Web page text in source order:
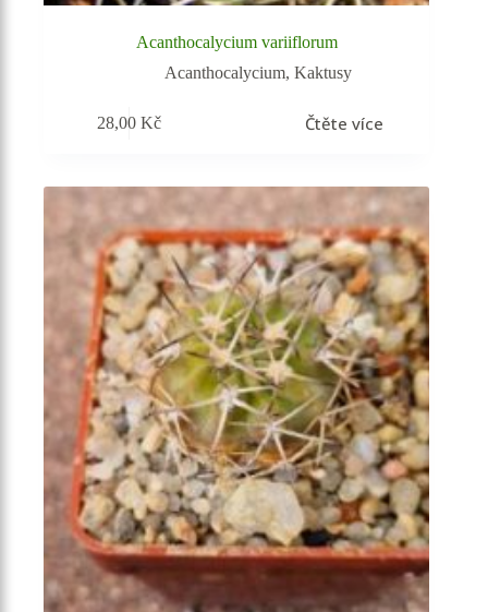
Acanthocalycium variiflorum
Acanthocalycium,Kaktusy
28,00Kč Čtěte více